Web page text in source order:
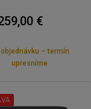
€
objednávku – termín
upresníme